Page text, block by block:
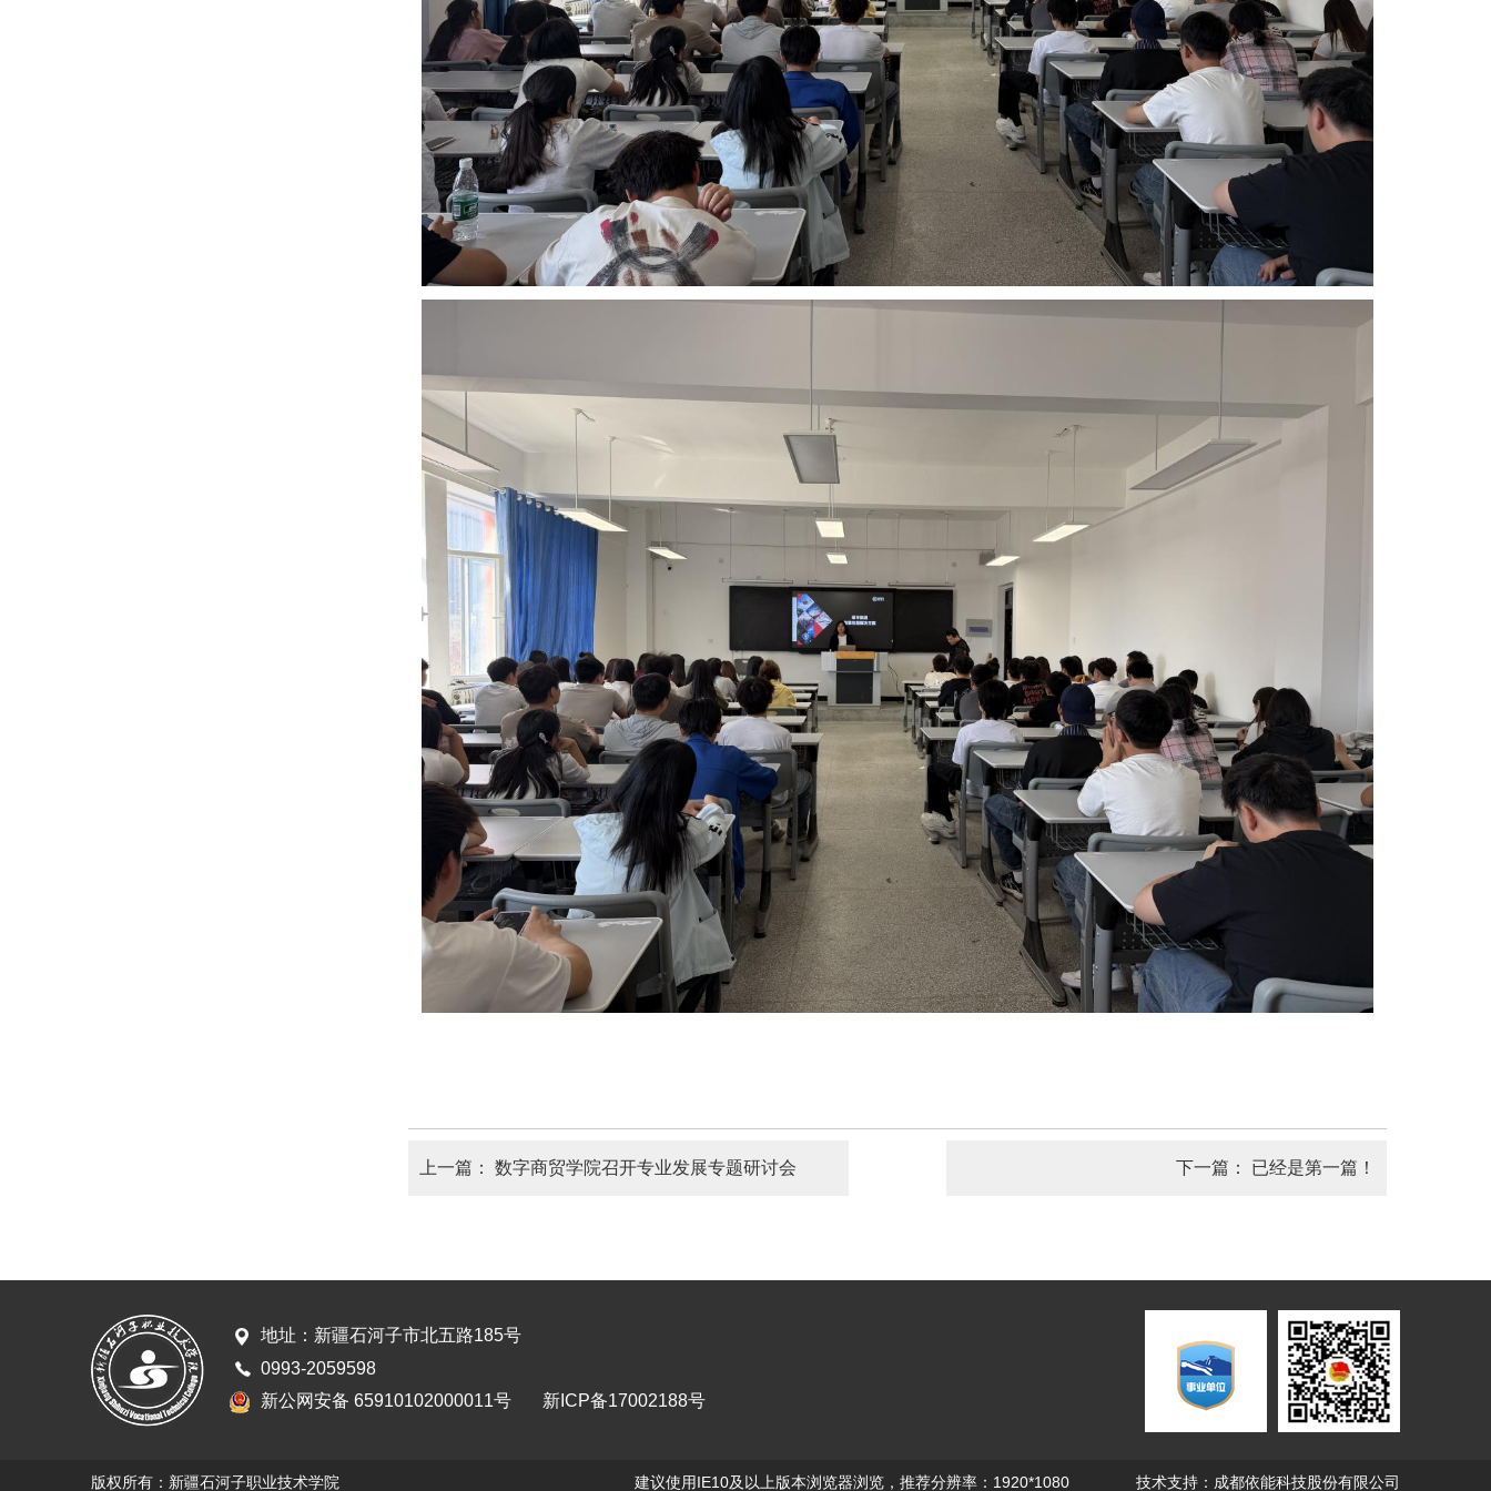
上一篇： 数字商贸学院召开专业发展专题研讨会 下一篇： 已经是第一篇！
地址：新疆石河子市北五路185号
0993-2059598
新公网安备 65910102000011号
新ICP备17002188号
版权所有：新疆石河子职业技术学院 技术支持：成都依能科技股份有限公司
建议使用IE10及以上版本浏览器浏览，推荐分辨率：1920*1080